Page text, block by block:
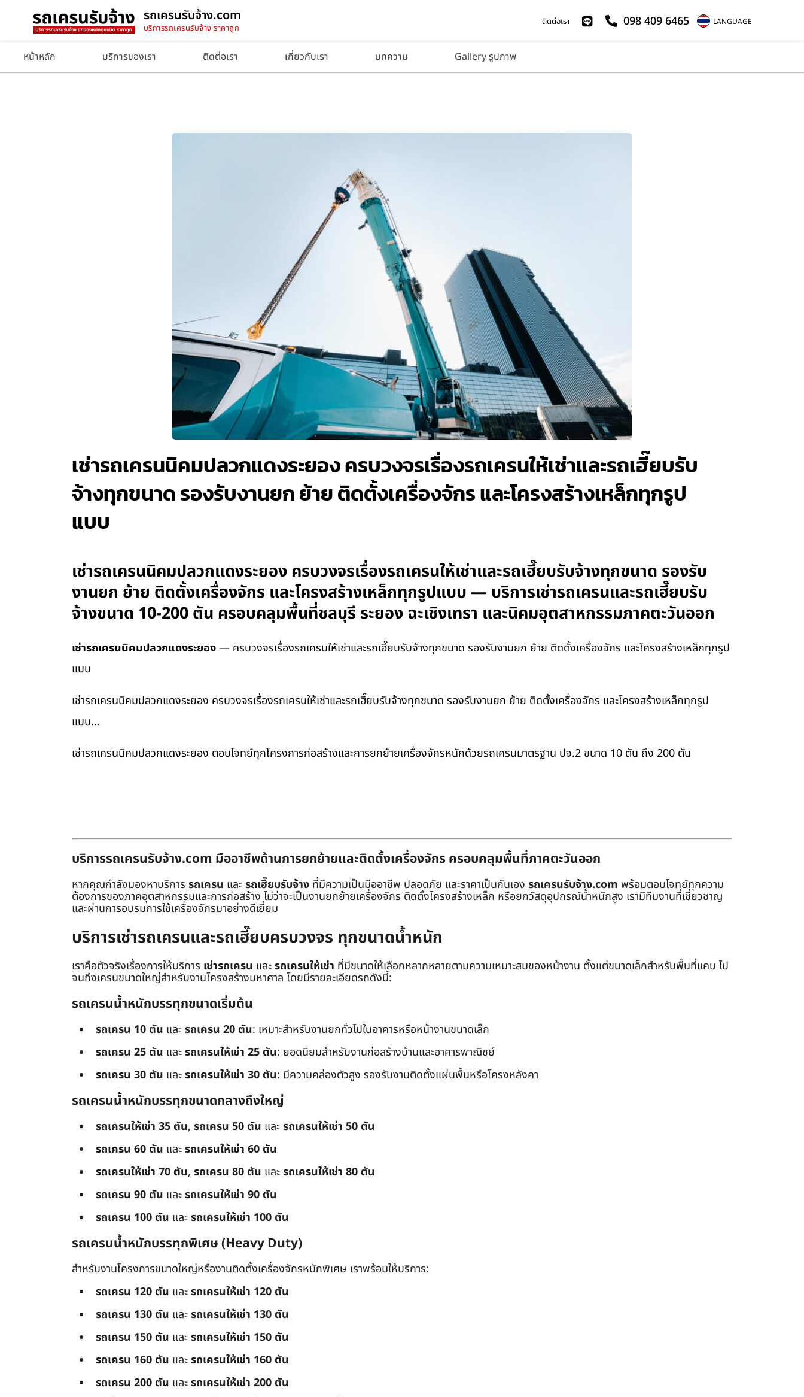
รถเครนรับจ้าง.com
บริการรถเครนรับจ้าง ราคาถูก
ติดต่อเรา 098 409 6465 LANGUAGE
หน้าหลัก บริการของเรา ติดต่อเรา เกี่ยวกับเรา บทความ Gallery รูปภาพ
เช่ารถเครนนิคมปลวกแดงระยอง ครบวงจรเรื่องรถเครนให้เช่าและรถเฮี๊ยบรับ
จ้างทุกขนาด รองรับงานยก ย้าย ติดตั้งเครื่องจักร และโครงสร้างเหล็กทุกรูป
แบบ
เช่ารถเครนนิคมปลวกแดงระยอง ครบวงจรเรื่องรถเครนให้เช่าและรถเฮี๊ยบรับจ้างทุกขนาด รองรับ
งานยก ย้าย ติดตั้งเครื่องจักร และโครงสร้างเหล็กทุกรูปแบบ — บริการเช่ารถเครนและรถเฮี๊ยบรับ
จ้างขนาด 10-200 ตัน ครอบคลุมพื้นที่ชลบุรี ระยอง ฉะเชิงเทรา และนิคมอุตสาหกรรมภาคตะวันออก
เช่ารถเครนนิคมปลวกแดงระยอง— ครบวงจรเรื่องรถเครนให้เช่าและรถเฮี๊ยบรับจ้างทุกขนาด รองรับงานยก ย้าย ติดตั้งเครื่องจักร และโครงสร้างเหล็กทุกรูป
แบบ
เช่ารถเครนนิคมปลวกแดงระยอง ครบวงจรเรื่องรถเครนให้เช่าและรถเฮี๊ยบรับจ้างทุกขนาด รองรับงานยก ย้าย ติดตั้งเครื่องจักร และโครงสร้างเหล็กทุกรูป
แบบ…
เช่ารถเครนนิคมปลวกแดงระยอง ตอบโจทย์ทุกโครงการก่อสร้างและการยกย้ายเครื่องจักรหนักด้วยรถเครนมาตรฐาน ปจ.2 ขนาด 10 ตัน ถึง 200 ตัน
บริการรถเครนรับจ้าง.com มืออาชีพด้านการยกย้ายและติดตั้งเครื่องจักร ครอบคลุมพื้นที่ภาคตะวันออก
หากคุณกำลังมองหาบริการ รถเครน และรถเฮี๊ยบรับจ้าง ที่มีความเป็นมืออาชีพ ปลอดภัย และราคาเป็นกันเอง รถเครนรับจ้าง.com พร้อมตอบโจทย์ทุกความ
ต้องการของภาคอุตสาหกรรมและการก่อสร้าง ไม่ว่าจะเป็นงานยกย้ายเครื่องจักร ติดตั้งโครงสร้างเหล็ก หรือยกวัสดุอุปกรณ์น้ำหนักสูง เรามีทีมงานที่เชี่ยวชาญ
และผ่านการอบรมการใช้เครื่องจักรมาอย่างดีเยี่ยม
บริการเช่ารถเครนและรถเฮี๊ยบครบวงจร ทุกขนาดน้ำหนัก
เราคือตัวจริงเรื่องการให้บริการ เช่ารถเครน และรถเครนให้เช่า ที่มีขนาดให้เลือกหลากหลายตามความเหมาะสมของหน้างาน ตั้งแต่ขนาดเล็กสำหรับพื้นที่แคบ ไป
จนถึงเครนขนาดใหญ่สำหรับงานโครงสร้างมหาศาล โดยมีรายละเอียดรถดังนี้:
รถเครนน้ำหนักบรรทุกขนาดเริ่มต้น
รถเครน 10 ตัน และรถเครน 20 ตัน: เหมาะสำหรับงานยกทั่วไปในอาคารหรือหน้างานขนาดเล็ก
รถเครน 25 ตัน และรถเครนให้เช่า 25 ตัน: ยอดนิยมสำหรับงานก่อสร้างบ้านและอาคารพาณิชย์
รถเครน 30 ตัน และรถเครนให้เช่า 30 ตัน: มีความคล่องตัวสูง รองรับงานติดตั้งแผ่นพื้นหรือโครงหลังคา
รถเครนน้ำหนักบรรทุกขนาดกลางถึงใหญ่
รถเครนให้เช่า 35 ตัน, รถเครน 50 ตัน และรถเครนให้เช่า 50 ตัน
รถเครน 60 ตัน และรถเครนให้เช่า 60 ตัน
รถเครนให้เช่า 70 ตัน, รถเครน 80 ตัน และรถเครนให้เช่า 80 ตัน
รถเครน 90 ตัน และรถเครนให้เช่า 90 ตัน
รถเครน 100 ตัน และรถเครนให้เช่า 100 ตัน
รถเครนน้ำหนักบรรทุกพิเศษ (Heavy Duty)
สำหรับงานโครงการขนาดใหญ่หรืองานติดตั้งเครื่องจักรหนักพิเศษ เราพร้อมให้บริการ:
รถเครน 120 ตัน และรถเครนให้เช่า 120 ตัน
รถเครน 130 ตัน และรถเครนให้เช่า 130 ตัน
รถเครน 150 ตัน และรถเครนให้เช่า 150 ตัน
รถเครน 160 ตัน และรถเครนให้เช่า 160 ตัน
รถเครน 200 ตัน และรถเครนให้เช่า 200 ตัน